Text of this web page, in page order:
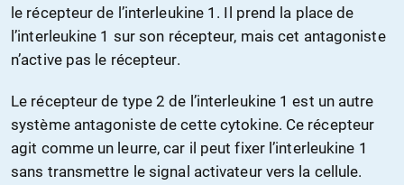
le récepteur de l’interleukine 1. Il prend la place de
l’interleukine 1 sur son récepteur, mais cet antagoniste
n’active pas le récepteur.
Le récepteur de type 2 de l’interleukine 1 est un autre
système antagoniste de cette cytokine. Ce récepteur
agit comme un leurre, car il peut fixer l’interleukine 1
sans transmettre le signal activateur vers la cellule.